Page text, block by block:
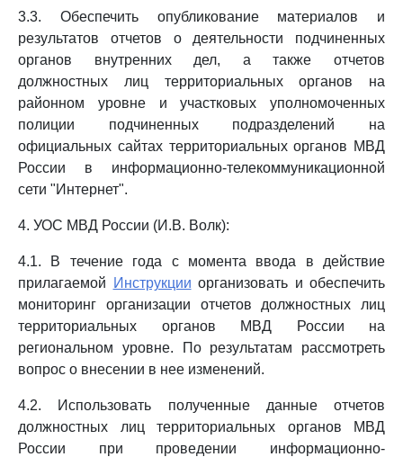
3.3. Обеспечить опубликование материалов и
результатов отчетов о деятельности подчиненных
органов внутренних дел, а также отчетов
должностных лиц территориальных органов на
районном уровне и участковых уполномоченных
полиции подчиненных подразделений на
официальных сайтах территориальных органов МВД
России в информационно-телекоммуникационной
сети "Интернет".
4. УОС МВД России (И.В. Волк):
4.1. В течение года с момента ввода в действие
прилагаемой
Инструкции организовать и обеспечить
мониторинг организации отчетов должностных лиц
территориальных органов МВД России на
региональном уровне. По результатам рассмотреть
вопрос о внесении в нее изменений.
4.2. Использовать полученные данные отчетов
должностных лиц территориальных органов МВД
России при проведении информационно-